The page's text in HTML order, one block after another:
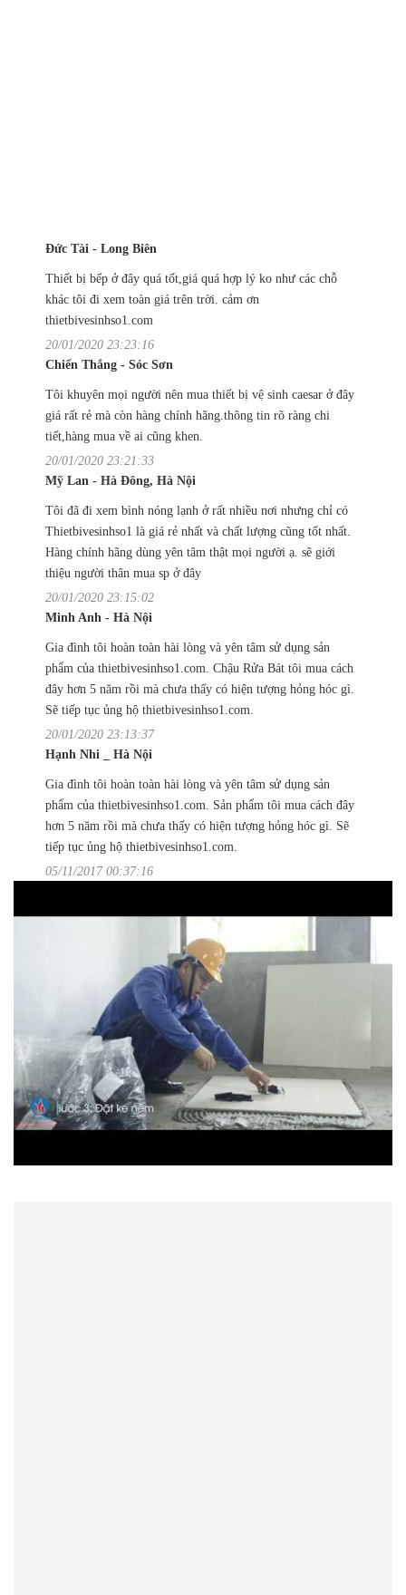
Đức Tài - Long Biên
Thiết bị bếp ở đây quá tốt,giá quá hợp lý ko như các chỗ
khác tôi đi xem toàn giá trên trời. cảm ơn
thietbivesinhso1.com
20/01/2020 23:23:16
Chiến Thắng - Sóc Sơn
Tôi khuyên mọi người nên mua thiết bị vệ sinh caesar ở đây
giá rất rẻ mà còn hàng chính hãng.thông tin rõ ràng chi
tiết,hàng mua về ai cũng khen.
20/01/2020 23:21:33
Mỹ Lan - Hà Đông, Hà Nội
Tôi đã đi xem bình nóng lạnh ở rất nhiều nơi nhưng chỉ có
Thietbivesinhso1 là giá rẻ nhất và chất lượng cũng tốt nhất.
Hàng chính hãng dùng yên tâm thật mọi người ạ. sẽ giới
thiệu người thân mua sp ở đây
20/01/2020 23:15:02
Minh Anh - Hà Nội
Gia đình tôi hoàn toàn hài lòng và yên tâm sử dụng sản
phẩm của thietbivesinhso1.com. Chậu Rửa Bát tôi mua cách
đây hơn 5 năm rồi mà chưa thấy có hiện tượng hỏng hóc gì.
Sẽ tiếp tục ủng hộ thietbivesinhso1.com.
20/01/2020 23:13:37
Hạnh Nhi _ Hà Nội
Gia đình tôi hoàn toàn hài lòng và yên tâm sử dụng sản
phẩm của thietbivesinhso1.com. Sản phẩm tôi mua cách đây
hơn 5 năm rồi mà chưa thấy có hiện tượng hỏng hóc gì. Sẽ
tiếp tục ủng hộ thietbivesinhso1.com.
05/11/2017 00:37:16